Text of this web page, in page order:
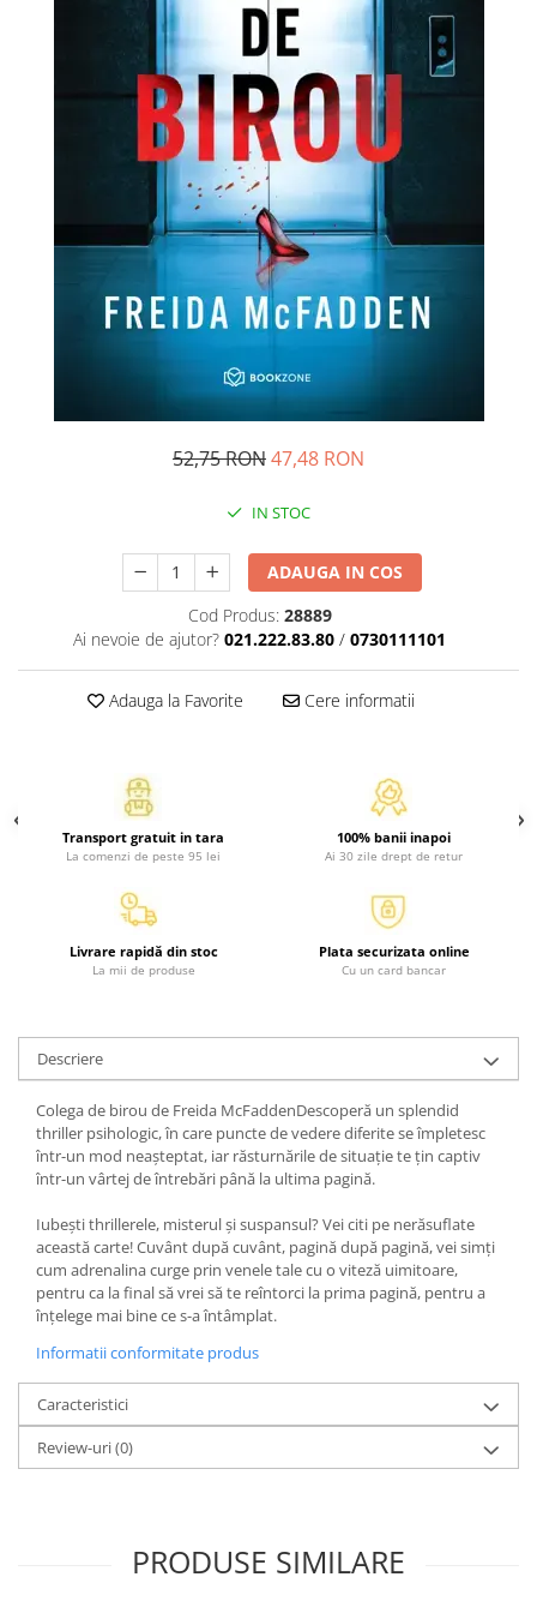
Vanzari si marketing
Carte scolara
Atlase, dictionare si enciclopedii
Carte prescolara
Dictionare de limba romana
Ghiduri de conversatie
Invatamant gimnazial
Invatamant primar
Carti in limba engleza
Activitati si jocuri pentru copii
Atlase, dictionare si enciclopedii
Carti de colorat
Carti pentru copii
Povesti pentru copii
Povesti si povestiri
Dictionare si enciclopedii
Atlase, dictionare si enciclopedii
Dictionare de limba romana
Dictionare tematice
Diete si alimentatie sanatoasa
Diverse
Diverse
Medicina alternativa
Sa nu razi :((
Drept
Legislatie
Fictiune
Actiune si Aventura
Actiune,aventura
Clasici
Literatura de divertisment
52,75 RON47,48 RON
IN STOC
ADAUGA IN COS
Cod Produs: 28889
Ai nevoie de ajutor? 021.222.83.80 / 0730111101
Adauga la Favorite Cere informatii
Transport gratuit in tara
La comenzi de peste 95 lei
100% banii inapoi
Ai 30 zile drept de retur
Livrare rapidă din stoc
La mii de produse
Plata securizata online
Cu un card bancar
Descriere
Colega de birou de Freida McFaddenDescoperă un splendid
thriller psihologic, în care puncte de vedere diferite se împletesc
într-un mod neașteptat, iar răsturnările de situație te țin captiv
într-un vârtej de întrebări până la ultima pagină.
Iubești thrillerele, misterul și suspansul? Vei citi pe nerăsuflate
această carte! Cuvânt după cuvânt, pagină după pagină, vei simți
cum adrenalina curge prin venele tale cu o viteză uimitoare,
pentru ca la final să vrei să te reîntorci la prima pagină, pentru a
înțelege mai bine ce s-a întâmplat.
Informatii conformitate produs
Caracteristici
Review-uri(0)
PRODUSE SIMILARE